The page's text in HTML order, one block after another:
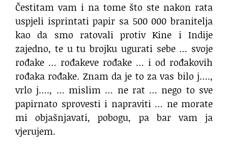
Čestitam vam i na tome što ste nakon rata
uspjeli isprintati papir sa 500 000 branitelja
kao da smo ratovali protiv Kine i Indije
zajedno, te u tu brojku ugurati sebe … svoje
rođake … rođakeve rođake … i od rođakovih
rođaka rođake. Znam da je to za vas bilo j….,
vrlo j…., … mislim … ne rat … nego to sve
papirnato sprovesti i napraviti … ne morate
mi objašnjavati, pobogu, pa bar vam ja
vjerujem.